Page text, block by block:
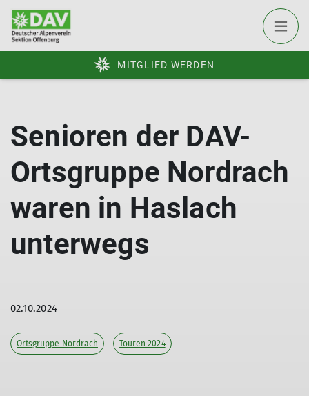
MITGLIED WERDEN
Senioren der DAV-
Ortsgruppe Nordrach
waren in Haslach
unterwegs
02.10.2024
Ortsgruppe Nordrach Touren 2024